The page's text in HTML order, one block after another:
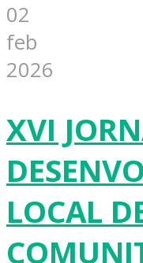
02
feb
2026
XVI
LOCAL